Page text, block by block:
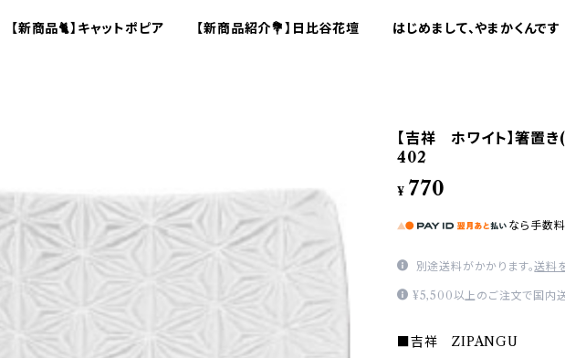
【新商品🐈】キャットポピア 【新商品紹介💐】日比谷花壇 はじめまして、やまかくんです
【吉祥 ホワイト】箸置
402
¥ 770
なら 手数
別途送料がかかります。送料
¥5,500以上のご注文で国内
■吉祥 ZIPANGU